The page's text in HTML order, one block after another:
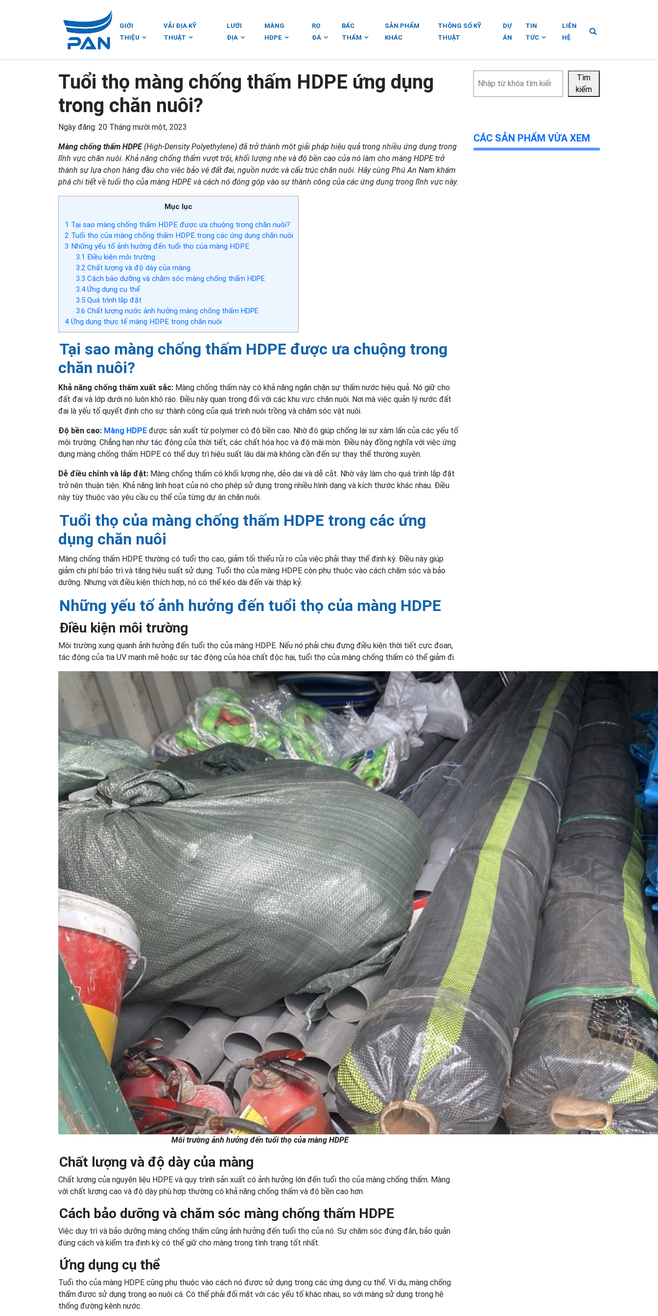
GIỚI
THIỆU
VẢI ĐỊA KỸ
THUẬT
LƯỚI
ĐỊA
MÀNG
HDPE
RỌ
ĐÁ
BẤC
THẤM
SẢN PHẨM
KHÁC
THÔNG SỐ KỸ
THUẬT
DỰ
ÁN
TIN
TỨC
LIÊN
HỆ
Tuổi thọ màng chống thấm HDPE ứng dụng
trong chăn nuôi?
Ngày đăng: 20 Tháng mười một, 2023
Màng chống thấm HDPE(High-Density Polyethylene) đã trở thành một giải pháp hiệu quả trong nhiều ứng dụng trong
lĩnh vực chăn nuôi. Khả năng chống thấm vượt trội, khối lượng nhẹ và độ bền cao của nó làm cho màng HDPE trở
thành sự lựa chọn hàng đầu cho việc bảo vệ đất đai, nguồn nước và cấu trúc chăn nuôi. Hãy cùng Phú An Nam khám
phá chi tiết về tuổi thọ của màng HDPE và cách nó đóng góp vào sự thành công của các ứng dụng trong lĩnh vực này.
Mục lục
1 Tại sao màng chống thấm HDPE được ưa chuộng trong chăn nuôi?
2 Tuổi thọ của màng chống thấm HDPE trong các ứng dụng chăn nuôi
3 Những yếu tố ảnh hưởng đến tuổi thọ của màng HDPE
3.1 Điều kiện môi trường
3.2Chất lượng và độ dày của màng
3.3 Cách bảo dưỡng và chăm sóc màng chống thấm HDPE
3.4Ứng dụng cụ thể
3.5Quá trình lắp đặt
3.6 Chất lượng nước ảnh hưởng màng chống thấm HDPE
4 Ứng dụng thực tế màng HDPE trong chăn nuôi
Tại sao màng chống thấm HDPE được ưa chuộng trong
chăn nuôi?
Khả năng chống thấm xuất sắc: Màng chống thấm này có khả năng ngăn chặn sự thấm nước hiệu quả. Nó giữ cho
đất đai và lớp dưới nó luôn khô ráo. Điều này quan trọng đối với các khu vực chăn nuôi. Nơi mà việc quản lý nước đất
đai là yếu tố quyết định cho sự thành công của quá trình nuôi trồng và chăm sóc vật nuôi.
Độ bền cao: Màng HDPE được sản xuất từ polymer có độ bền cao. Nhờ đó giúp chống lại sự xâm lấn của các yếu tố
môi trường. Chẳng hạn như tác động của thời tiết, các chất hóa học và độ mài mòn. Điều này đồng nghĩa với việc ứng
dụng màng chống thấm HDPE có thể duy trì hiệu suất lâu dài mà không cần đến sự thay thế thường xuyên.
Dễ điều chỉnh và lắp đặt: Màng chống thấm có khối lượng nhẹ, dẻo dai và dễ cắt. Nhờ vậy làm cho quá trình lắp đặt
trở nên thuận tiện. Khả năng linh hoạt của nó cho phép sử dụng trong nhiều hình dạng và kích thước khác nhau. Điều
này tùy thuộc vào yêu cầu cụ thể của từng dự án chăn nuôi.
Tuổi thọ của màng chống thấm HDPE trong các ứng
dụng chăn nuôi
Màng chống thấm HDPE thường có tuổi thọ cao, giảm tối thiểu rủi ro của việc phải thay thế định kỳ. Điều này giúp
giảm chi phí bảo trì và tăng hiệu suất sử dụng. Tuổi thọ của màng HDPE còn phụ thuộc vào cách chăm sóc và bảo
dưỡng. Nhưng với điều kiện thích hợp, nó có thể kéo dài đến vài thập kỷ.
Những yếu tố ảnh hưởng đến tuổi thọ của màng HDPE
Điều kiện môi trường
Môi trường xung quanh ảnh hưởng đến tuổi thọ của màng HDPE. Nếu nó phải chịu đựng điều kiện thời tiết cực đoan,
tác động của tia UV mạnh mẽ hoặc sự tác động của hóa chất độc hại, tuổi thọ của màng chống thấm có thể giảm đi.
Môi trường ảnh hưởng đến tuổi thọ của màng HDPE
Chất lượng và độ dày của màng
Chất lượng của nguyên liệu HDPE và quy trình sản xuất có ảnh hưởng lớn đến tuổi thọ của màng chống thấm. Màng
với chất lượng cao và độ dày phù hợp thường có khả năng chống thấm và độ bền cao hơn.
Cách bảo dưỡng và chăm sóc màng chống thấm HDPE
Việc duy trì và bảo dưỡng màng chống thấm cũng ảnh hưởng đến tuổi thọ của nó. Sự chăm sóc đúng đắn, bảo quản
đúng cách và kiểm tra định kỳ có thể giữ cho màng trong tình trạng tốt nhất.
Ứng dụng cụ thể
Tuổi thọ của màng HDPE cũng phụ thuộc vào cách nó được sử dụng trong các ứng dụng cụ thể. Ví dụ, màng chống
thấm được sử dụng trong ao nuôi cá. Có thể phải đối mặt với các yếu tố khác nhau, so với màng sử dụng trong hệ
thống đường kênh nước.
kiếm
Tìm
kiếm
CÁC SẢN PHẨM VỪA XEM